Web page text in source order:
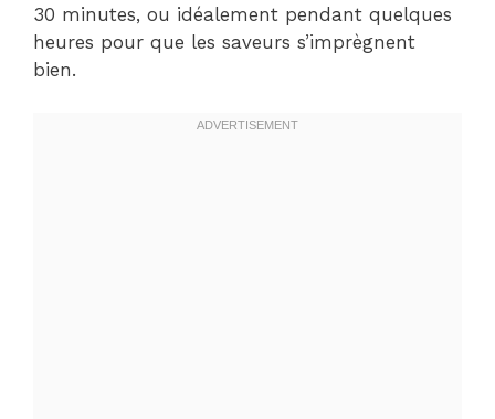
30 minutes, ou idéalement pendant quelques
heures pour que les saveurs s’imprègnent
bien.